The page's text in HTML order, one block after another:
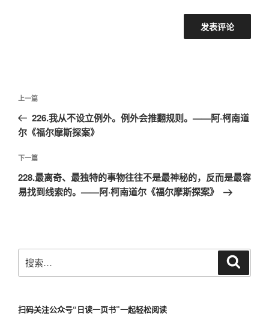
文
导
航
上
一
篇
章
上一篇
226.我从不设立例外。例外会推翻规则。——阿·柯南道
尔《福尔摩斯探案》
下
一
篇
下一篇
228.最离奇、最独特的事物往往不是最神秘的，反而是最容
易找到线索的。——阿·柯南道尔《福尔摩斯探案》
搜
索：
扫码关注公众号“日读一页书”一起轻松阅读